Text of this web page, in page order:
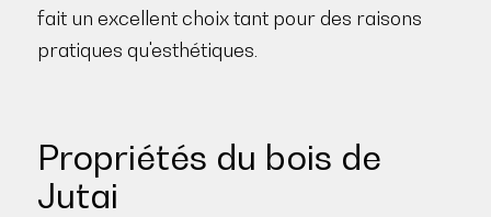
fait un excellent choix tant pour des raisons
pratiques qu'esthétiques.
Propriétés du bois de
Jutai